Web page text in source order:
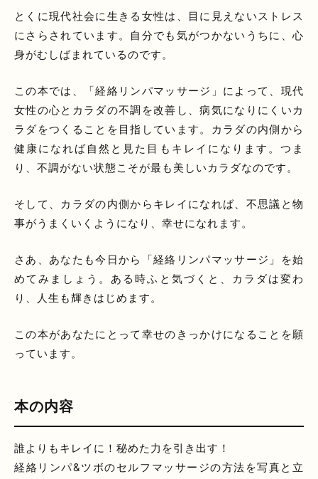
とくに現代社会に生きる女性は、目に見えないストレス
にさらされています。自分でも気がつかないうちに、心
身がむしばまれているのです。
この本では、「経絡リンパマッサージ」によって、現代
女性の心とカラダの不調を改善し、病気になりにくいカ
ラダをつくることを目指しています。カラダの内側から
健康になれば自然と見た目もキレイになります。つま
り、不調がない状態こそが最も美しいカラダなのです。
そして、カラダの内側からキレイになれば、不思議と物
事がうまくいくようになり、幸せになれます。
さあ、あなたも今日から「経絡リンパマッサージ」を始
めてみましょう。ある時ふと気づくと、カラダは変わ
り、人生も輝きはじめます。
この本があなたにとって幸せのきっかけになることを願
っています。
本の内容
誰よりもキレイに！秘めた力を引き出す！
経絡リンパ&ツボのセルフマッサージの方法を写真と立